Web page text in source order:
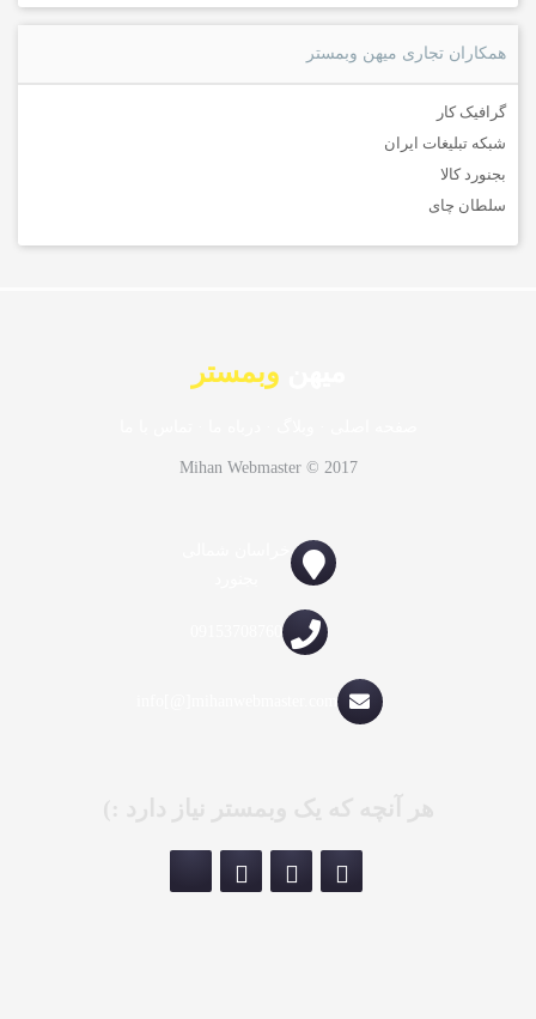
همکاران تجاری میهن وبمستر
گرافیک کار
شبکه تبلیغات ایران
بجنورد کالا
سلطان چای
وبمستر
Mihan Webmaster © 2017